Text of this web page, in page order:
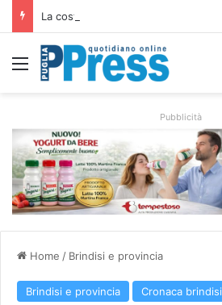
Menu
Pubblicità
Home / Brindisi e provincia
Brindisi e provincia Cronaca brindisi